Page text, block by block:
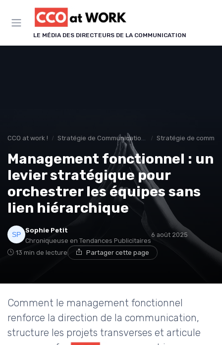
LE MÉDIA DES DIRECTEURS DE LA COMMUNICATION
CCO at work ! Stratégie de Communication & Image Stratégie de
Management fonctionnel : un
levier stratégique pour
orchestrer les équipes sans
lien hiérarchique
Sophie Petit
Chroniqueuse en Tendances Publicitaires
6 août 2025
13 min de lecture Partager cette page
Comment le management fonctionnel
renforce la direction de la communication,
structure les projets transverses et articule
Panneau de gestion des cookies